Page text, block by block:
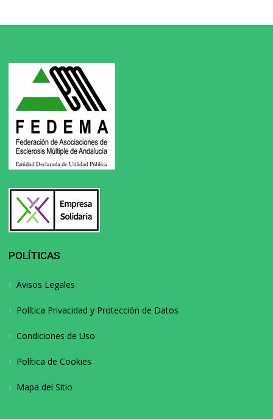
POLÍTICAS
Avisos Legales
Política Privacidad y Protección de Datos
Condiciones de Uso
Política de Cookies
Mapa del Sitio